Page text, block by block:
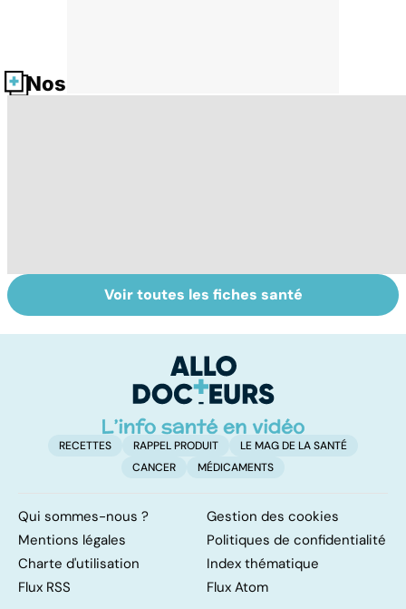
Nos fiches santé
Tout savoir sur
les infections
Inflammation des
amygdales : que
d'angine ?
Voir toutes les fiches santé
RECETTES RAPPEL PRODUIT
LE MAG DE LA SANTÉ
CANCER
MÉDICAMENTS
Qui sommes-nous ?
Gestion des cookies
Mentions légales
Politiques de confidentialité
Charte d'utilisation
Index thématique
Flux RSS
Flux Atom